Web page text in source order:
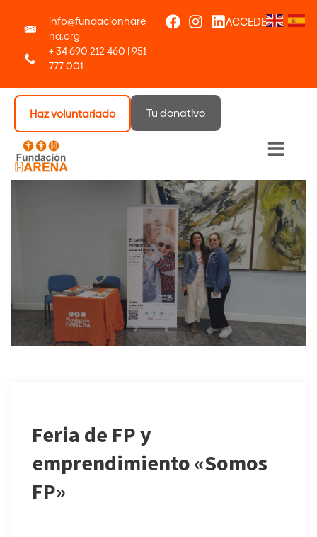
info@fundacionhare
na.org
+ 34 690 212 460 | 951
777 001
ACCEDER
Haz voluntariado Tu donativo
Menú
Feria de FP y
emprendimiento «Somos
FP»